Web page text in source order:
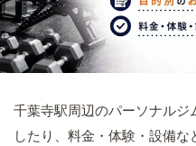
千葉寺駅周辺のパーソナル
したり、料金・体験・設備